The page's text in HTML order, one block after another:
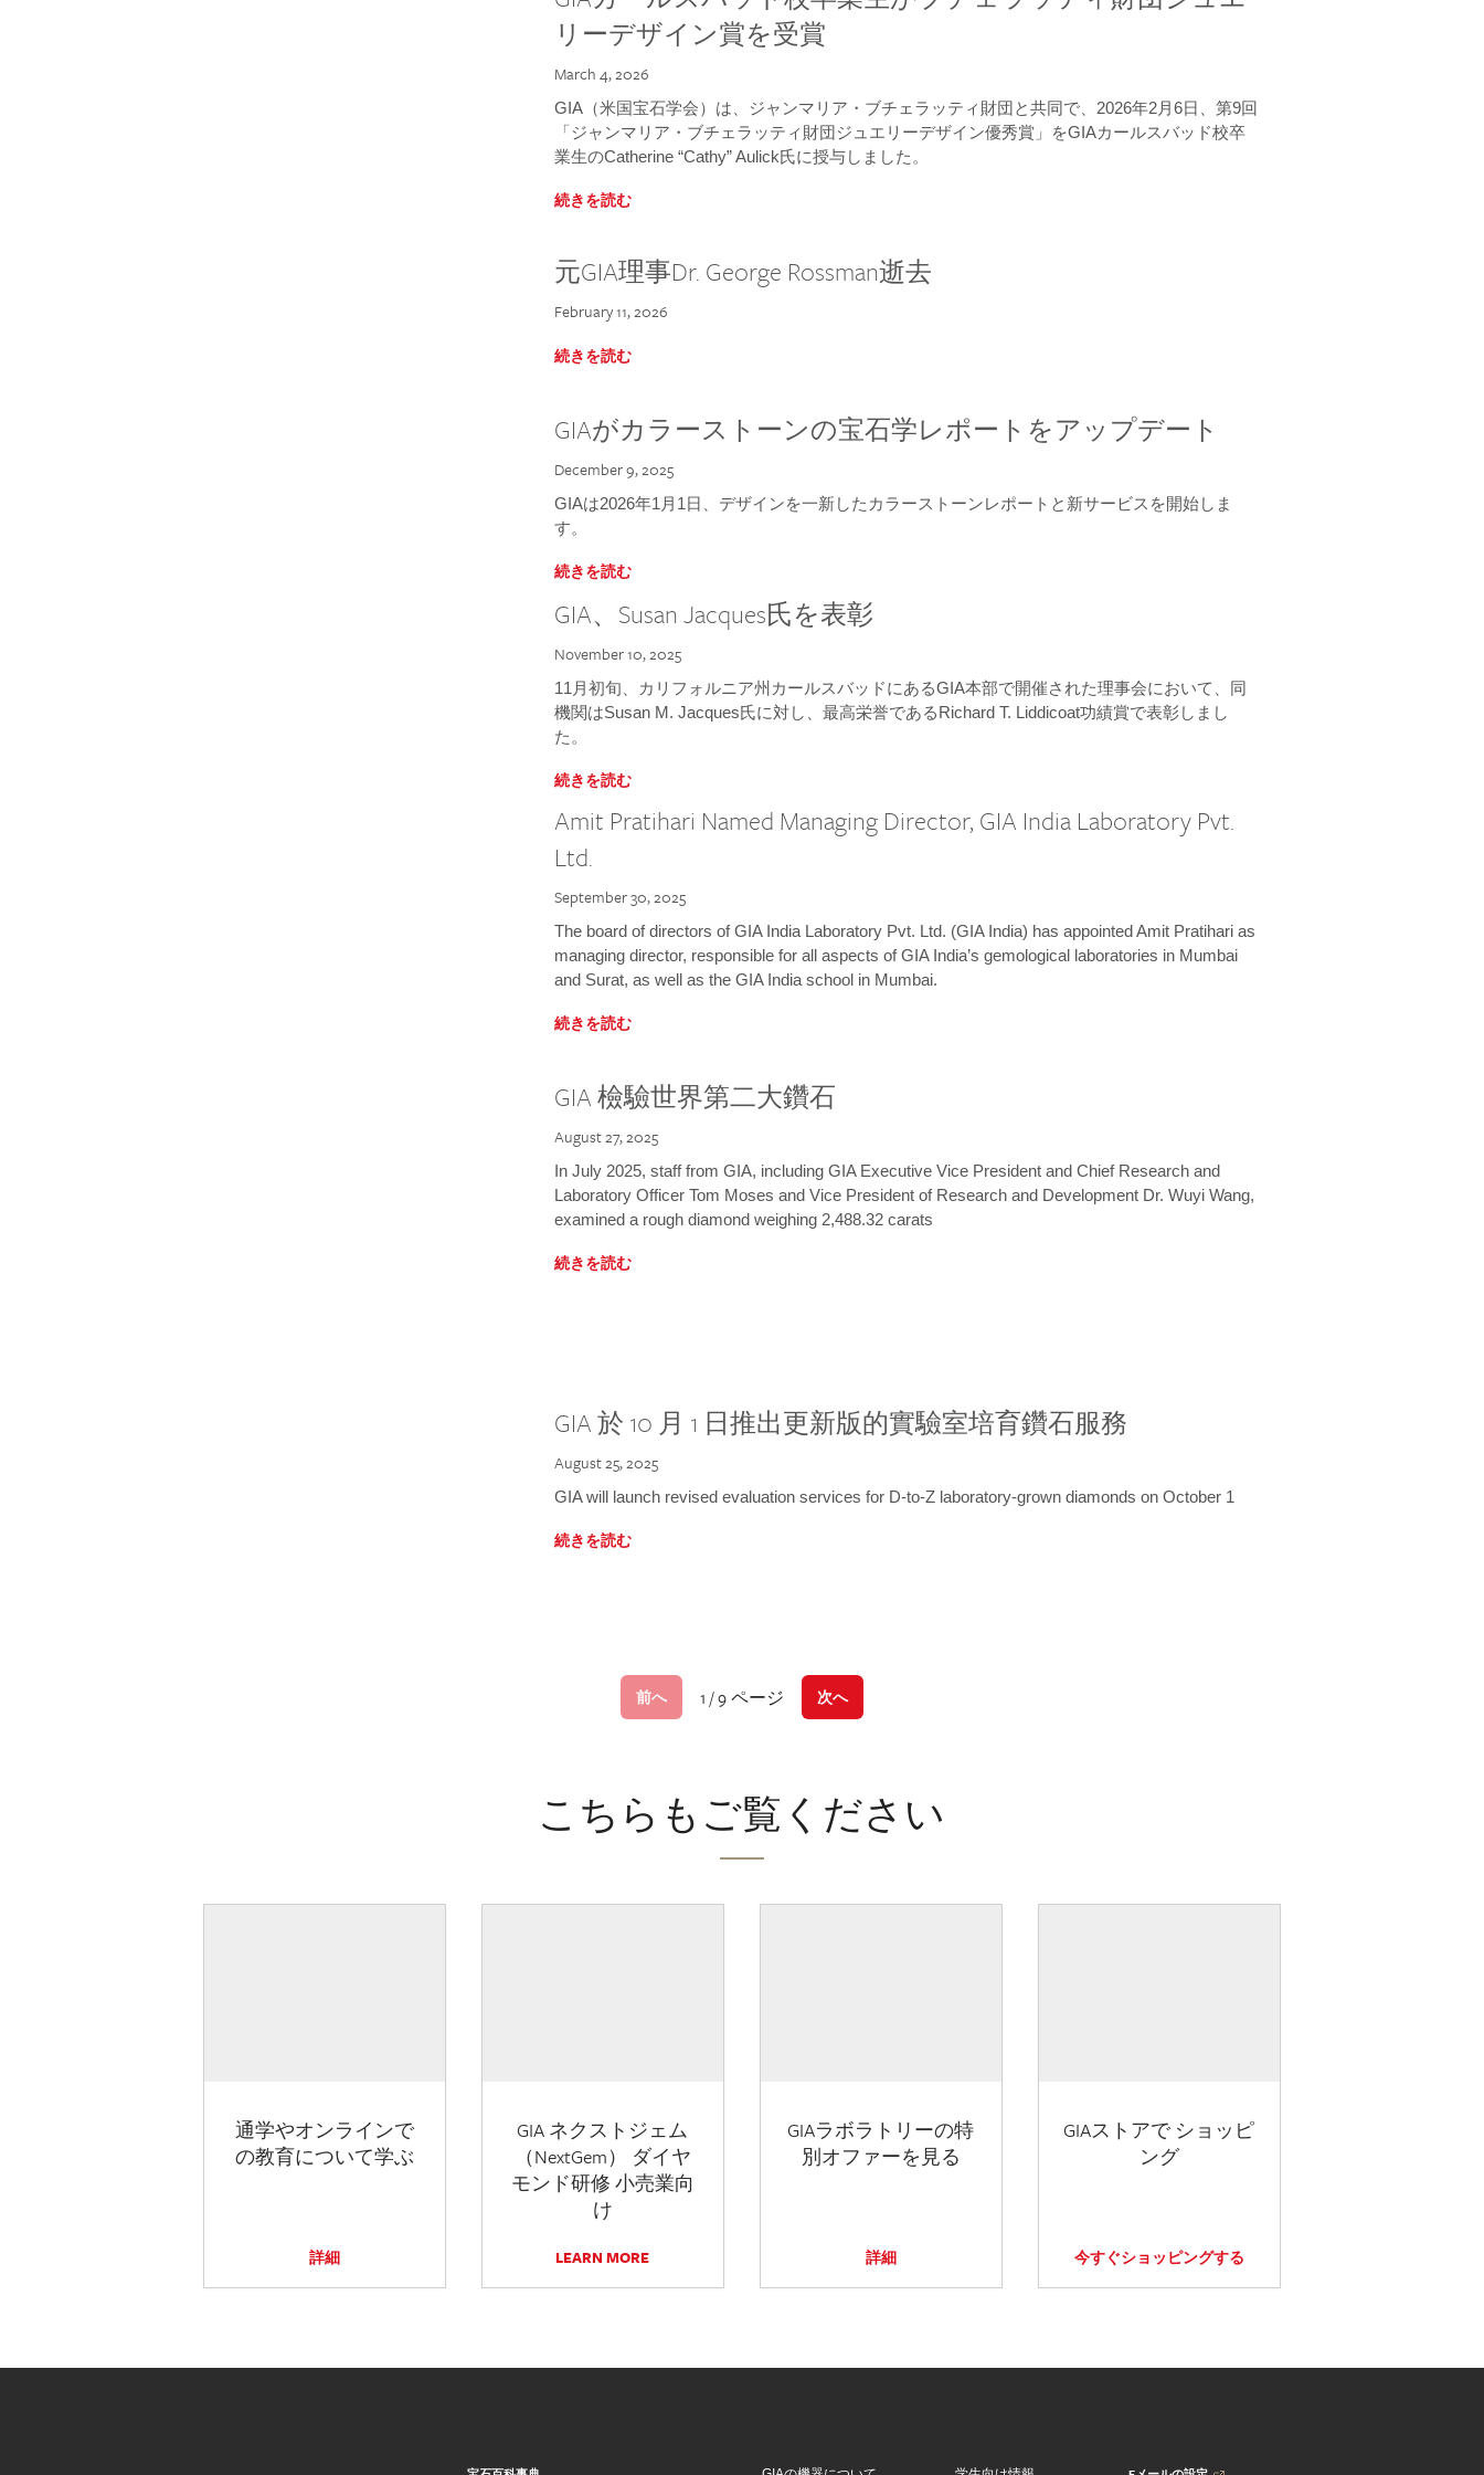
リーデザイン賞を受賞
March 4, 2026
GIA（米国宝石学会）は、ジャンマリア・ブチェラッティ財団と共同で、2026年2月6日、第9回
「ジャンマリア・ブチェラッティ財団ジュエリーデザイン優秀賞」をGIAカールスバッド校卒
業生のCatherine “Cathy” Aulick氏に授与しました。
続きを読む
元GIA理事Dr. George Rossman逝去
February 11, 2026
続きを読む
GIAがカラーストーンの宝石学レポートをアップデート
December 9, 2025
GIAは2026年1月1日、デザインを一新したカラーストーンレポートと新サービスを開始しま
す。
続きを読む
GIA、Susan Jacques氏を表彰
November 10, 2025
11月初旬、カリフォルニア州カールスバッドにあるGIA本部で開催された理事会において、同
機関はSusan M. Jacques氏に対し、最高栄誉であるRichard T. Liddicoat功績賞で表彰しまし
た。
続きを読む
Amit Pratihari Named Managing Director, GIA India Laboratory Pvt.
Ltd.
September 30, 2025
The board of directors of GIA India Laboratory Pvt. Ltd. (GIA India) has appointed Amit Pratihari as
managing director, responsible for all aspects of GIA India’s gemological laboratories in Mumbai
and Surat, as well as the GIA India school in Mumbai.
続きを読む
GIA 檢驗世界第二大鑽石
August 27, 2025
In July 2025, staff from GIA, including GIA Executive Vice President and Chief Research and
Laboratory Officer Tom Moses and Vice President of Research and Development Dr. Wuyi Wang,
examined a rough diamond weighing 2,488.32 carats
続きを読む
GIA 於 10 月 1 日推出更新版的實驗室培育鑽石服務
August 25, 2025
GIA will launch revised evaluation services for D-to-Z laboratory-grown diamonds on October 1
続きを読む
前へ 1 / 9 ページ 次へ
こちらもご覧ください
通学やオンラインで
の教育について学ぶ
詳細
GIA ネクストジェム
（NextGem） ダイヤ
モンド研修 小売業向
け
LEARN MORE
GIAラボラトリーの特
別オファーを見る
詳細
GIAストアで ショッピ
ング
今すぐショッピングする